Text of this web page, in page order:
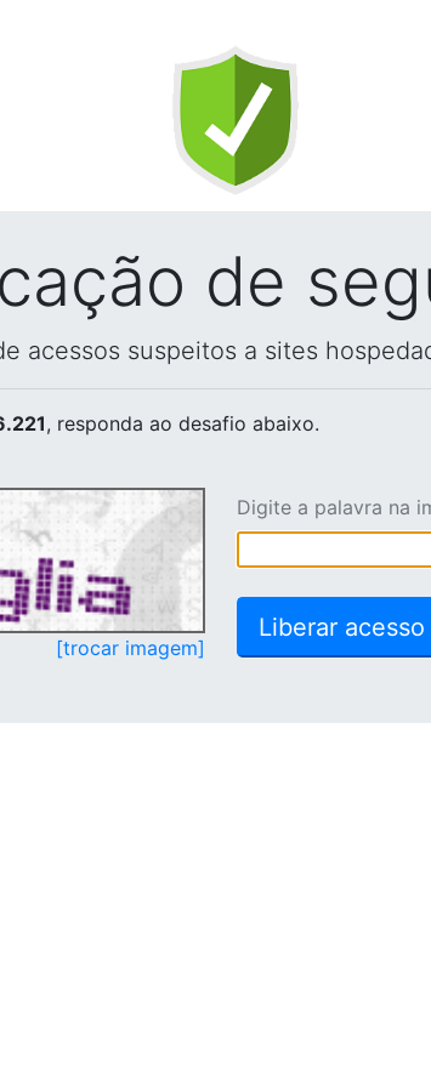
de
acessos suspeitos a sites
, responda ao desafio abaixo.
[trocar imagem]
Digite a palavra na